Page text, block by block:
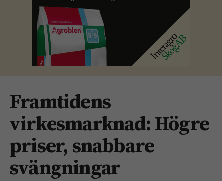
Framtidens
virkesmarknad: Högre
priser, snabbare
svängningar